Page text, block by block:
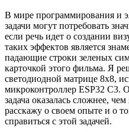
В мире программирования и
задачи могут потребовать
если речь идет о создании
таких эффектов является
падающие строки зеленых
карточкой этого фильма. Я
светодиодной матрице 8x8,
микроконтроллер ESP32 C3.
задача оказалась сложнее,
расскажу о своем опыте и о
справиться с этой задачей.